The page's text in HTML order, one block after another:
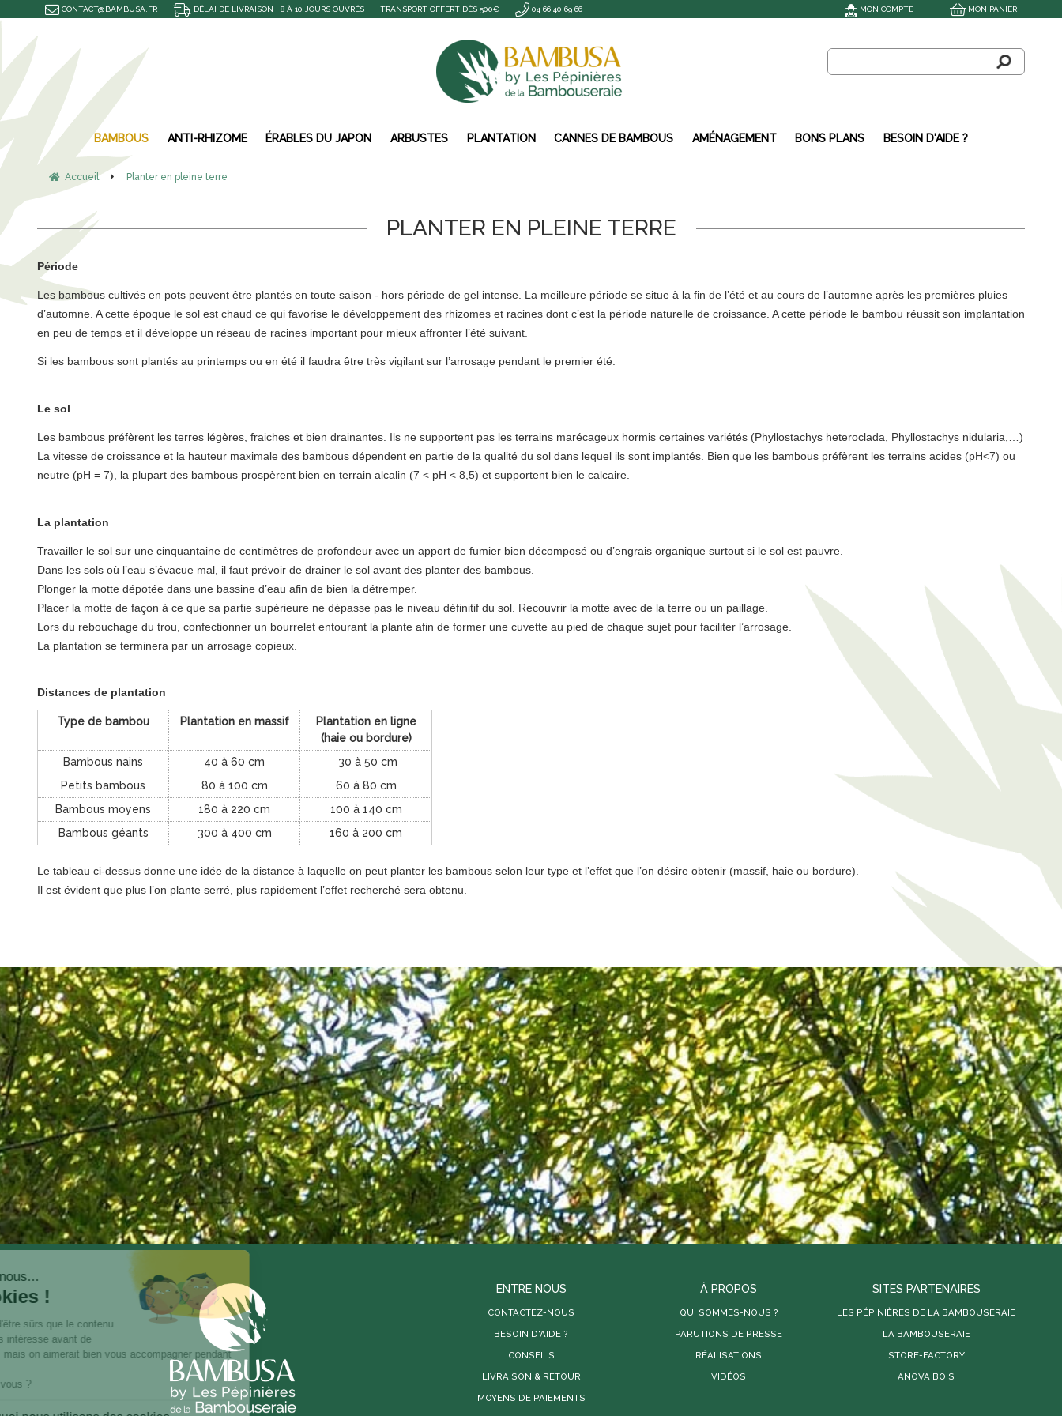
BAMBOUS ANTI-RHIZOME ÉRABLES DU JAPON ARBUSTES PLANTATION CANNES DE BAMBOUS AMÉNAGEMENT BONS PLANS BESOIN D'AIDE ?
Accueil Planter en pleine terre
PLANTER EN PLEINE TERRE
Période
Les bambous cultivés en pots peuvent être plantés en toute saison - hors période de gel intense. La meilleure période se situe à la fin de l’été et au cours de l’automne après les premières pluies
d’automne. A cette époque le sol est chaud ce qui favorise le développement des rhizomes et racines dont c’est la période naturelle de croissance. A cette période le bambou réussit son implantation
en peu de temps et il développe un réseau de racines important pour mieux affronter l’été suivant.
Si les bambous sont plantés au printemps ou en été il faudra être très vigilant sur l’arrosage pendant le premier été.
Le sol
Les bambous préfèrent les terres légères, fraiches et bien drainantes. Ils ne supportent pas les terrains marécageux hormis certaines variétés (Phyllostachys heteroclada, Phyllostachys nidularia,…)
La vitesse de croissance et la hauteur maximale des bambous dépendent en partie de la qualité du sol dans lequel ils sont implantés. Bien que les bambous préfèrent les terrains acides (pH<7) ou
neutre (pH = 7), la plupart des bambous prospèrent bien en terrain alcalin (7 < pH < 8,5) et supportent bien le calcaire.
La plantation
Travailler le sol sur une cinquantaine de centimètres de profondeur avec un apport de fumier bien décomposé ou d’engrais organique surtout si le sol est pauvre.
Dans les sols où l’eau s’évacue mal, il faut prévoir de drainer le sol avant des planter des bambous.
Plonger la motte dépotée dans une bassine d’eau afin de bien la détremper.
Placer la motte de façon à ce que sa partie supérieure ne dépasse pas le niveau définitif du sol. Recouvrir la motte avec de la terre ou un paillage.
Lors du rebouchage du trou, confectionner un bourrelet entourant la plante afin de former une cuvette au pied de chaque sujet pour faciliter l’arrosage.
La plantation se terminera par un arrosage copieux.
Distances de plantation
Type de bambou Plantation en massif
Plantation en ligne
(haie ou bordure)
Bambous nains
40 à 60 cm
30 à 50 cm
Petits bambous
80 à 100 cm
60 à 80 cm
Bambous moyens
180 à 220 cm
100 à 140 cm
Bambous géants
300 à 400 cm 160 à 200 cm
Le tableau ci-dessus donne une idée de la distance à laquelle on peut planter les bambous selon leur type et l’effet que l’on désire obtenir (massif, haie ou bordure).
Il est évident que plus l’on plante serré, plus rapidement l’effet recherché sera obtenu.
MON COMPTE MON PANIER
CONTACT@BAMBUSA.FR DÉLAI DE LIVRAISON : 8 À 10 JOURS OUVRÉS TRANSPORT OFFERT DÈS 500€ 04 66 40 69 66
ENTRE NOUS
CONTACTEZ-NOUS
BESOIN D'AIDE ?
CONSEILS
LIVRAISON & RETOUR
MOYENS DE PAIEMENTS
À PROPOS
QUI SOMMES-NOUS ?
PARUTIONS DE PRESSE
RÉALISATIONS
VIDÉOS
SITES PARTENAIRES
LES PÉPINIÈRES DE LA BAMBOUSERAIE
LA BAMBOUSERAIE
STORE-FACTORY
ANOVA BOIS